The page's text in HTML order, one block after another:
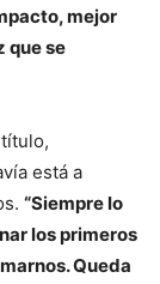
mejor
que se
está a
“Siempre lo
los primeros
Queda